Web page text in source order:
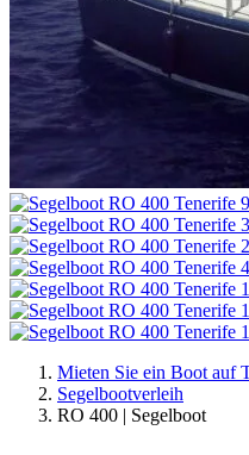
Mieten Sie ein Boot auf
Segelbootverleih
RO 400 | Segelboot